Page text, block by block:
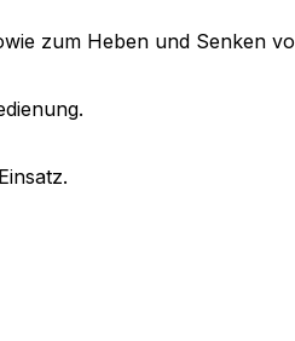
zum Heben und Senken